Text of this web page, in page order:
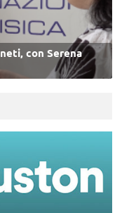
con Serena